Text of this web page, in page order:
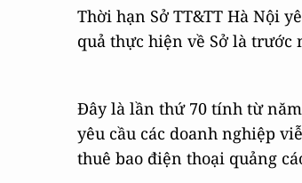
Thời hạn Sở TT&TT Hà Nội
quả thực hiện về Sở là trước
Đây là lần thứ 70 tính từ
yêu cầu các doanh nghiệp
thuê bao điện thoại quảng